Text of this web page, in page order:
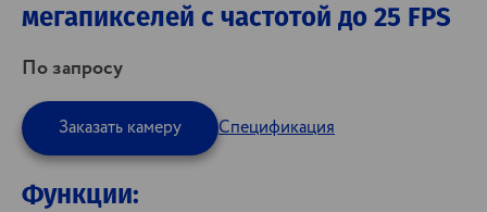
мегапикселей с частотой до 25 FPS
По запросу
Заказать камеру Спецификация
Функции: